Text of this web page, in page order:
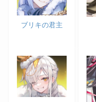
ブリキの君主